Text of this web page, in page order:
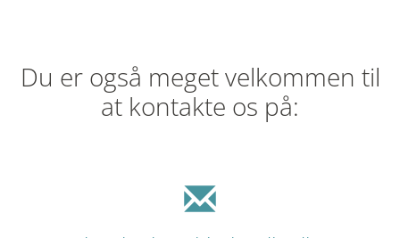
Du er også meget velkommen til
at kontakte os på: